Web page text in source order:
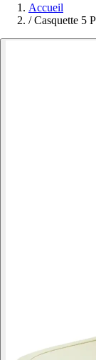
Accueil
/ Casquette 5